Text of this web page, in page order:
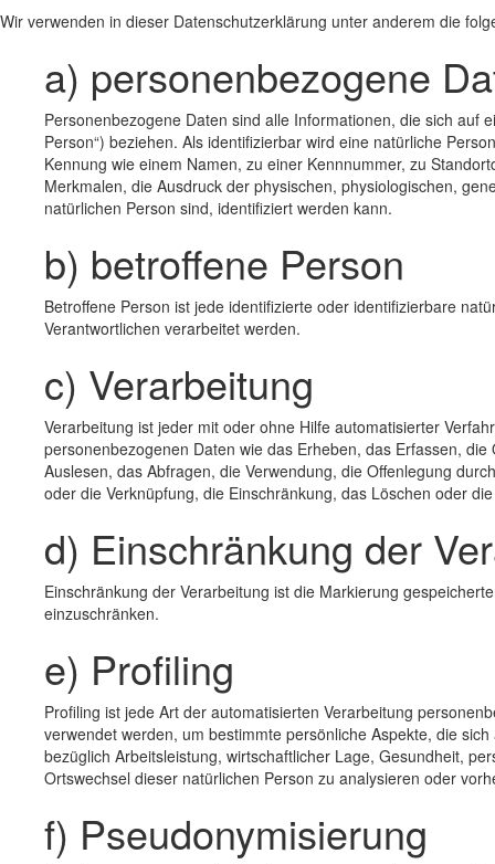
Wir verwenden in dieser Datenschutzerklärung unter anderem die
a) personenbezogene
Personenbezogene Daten sind alle Informationen, die sich auf
Person“) beziehen. Als identifizierbar wird eine natürliche
Kennung wie einem Namen, zu einer Kennnummer, zu
Merkmalen, die Ausdruck der physischen, physiologischen,
natürlichen Person sind, identifiziert werden kann.
b) betroffene Person
Betroffene Person ist jede identifizierte oder identifizierbare
Verantwortlichen verarbeitet werden.
c) Verarbeitung
Verarbeitung ist jeder mit oder ohne Hilfe automatisierter
personenbezogenen Daten wie das Erheben, das Erfassen,
Auslesen, das Abfragen, die Verwendung, die Offenlegung
oder die Verknüpfung, die Einschränkung, das Löschen oder
d) Einschränkung der
Einschränkung der Verarbeitung ist die Markierung
einzuschränken.
e) Profiling
Profiling ist jede Art der automatisierten Verarbeitung
verwendet werden, um bestimmte persönliche Aspekte, die
bezüglich Arbeitsleistung, wirtschaftlicher Lage, Gesundheit,
Ortswechsel dieser natürlichen Person zu analysieren oder
f) Pseudonymisierung